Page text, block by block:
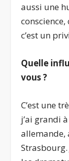
aussi une
conscience,
c’est un
Quelle
vous ?
C’est une
j’ai grandi
allemande,